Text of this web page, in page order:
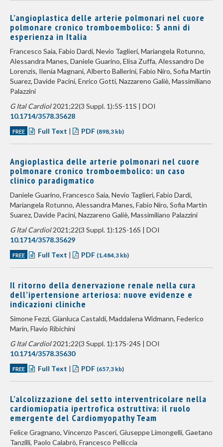
L’angioplastica delle arterie polmonari nel cuore
polmonare cronico tromboembolico: 5 anni di
esperienza in Italia
Francesco Saia, Fabio Dardi, Nevio Taglieri, Mariangela Rotunno,
Alessandra Manes, Daniele Guarino, Elisa Zuffa, Alessandro De
Lorenzis, Ilenia Magnani, Alberto Ballerini, Fabio Niro, Sofia Martin
Suarez, Davide Pacini, Enrico Gotti, Nazzareno Galiè, Massimiliano
Palazzini
G Ital Cardiol2021;22(3 Suppl. 1):5S-11S | DOI
10.1714/3578.35628
FREE Full Text | PDF (898,3 kb)
Angioplastica delle arterie polmonari nel cuore
polmonare cronico tromboembolico: un caso
clinico paradigmatico
Daniele Guarino, Francesco Saia, Nevio Taglieri, Fabio Dardi,
Mariangela Rotunno, Alessandra Manes, Fabio Niro, Sofia Martin
Suarez, Davide Pacini, Nazzareno Galiè, Massimiliano Palazzini
G Ital Cardiol2021;22(3 Suppl. 1):12S-16S | DOI
10.1714/3578.35629
FREE Full Text | PDF (1.484,3 kb)
Il ritorno della denervazione renale nella cura
dell’ipertensione arteriosa: nuove evidenze e
indicazioni cliniche
Simone Fezzi, Gianluca Castaldi, Maddalena Widmann, Federico
Marin, Flavio Ribichini
G Ital Cardiol2021;22(3 Suppl. 1):17S-24S | DOI
10.1714/3578.35630
FREE Full Text | PDF (657,3 kb)
L’alcolizzazione del setto interventricolare nella
cardiomiopatia ipertrofica ostruttiva: il ruolo
emergente del Cardiomyopathy Team
Felice Gragnano, Vincenzo Pasceri, Giuseppe Limongelli, Gaetano
Tanzilli, Paolo Calabrò, Francesco Pelliccia